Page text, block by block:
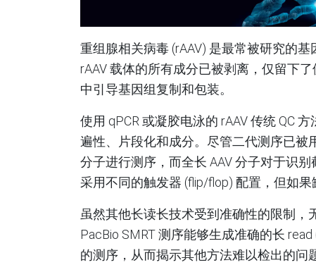
重组腺相关病毒 (rAAV) 是最常被研究的
rAAV 载体的所有成分已被剥离，仅留下
中引导基因组复制和包装。
使用 qPCR 或凝胶电泳的 rAAV 传统 QC
遍性、片段化和成分。尽管二代测序已被
分子进行测序，而全长 AAV 分子对于识
采用不同的触发器 (flip/flop) 配置，但如
虽然其他长读长技术受到准确性的限制，
PacBio SMRT 测序能够生成准确的长
的测序，从而揭示其他方法难以检出的问